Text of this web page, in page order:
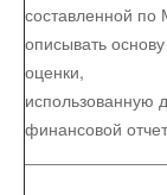
составленной
описывать
оценки,
использованную
финансовой